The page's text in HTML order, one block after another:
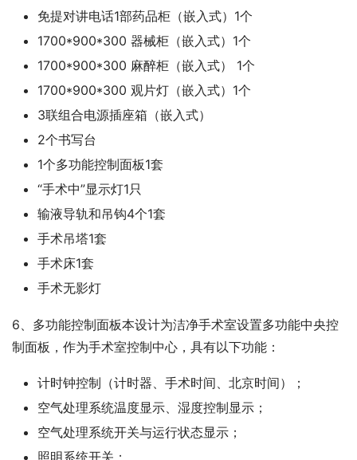
免提对讲电话1部药品柜（嵌入式）1个
1700*900*300 器械柜（嵌入式）1个
1700*900*300 麻醉柜（嵌入式） 1个
1700*900*300 观片灯（嵌入式）1个
3联组合电源插座箱（嵌入式）
2个书写台
1个多功能控制面板1套
“手术中”显示灯1只
输液导轨和吊钩4个1套
手术吊塔1套
手术床1套
手术无影灯
6、多功能控制面板本设计为洁净手术室设置多功能中央控
制面板，作为手术室控制中心，具有以下功能：
计时钟控制（计时器、手术时间、北京时间）；
空气处理系统温度显示、湿度控制显示；
空气处理系统开关与运行状态显示；
照明系统开关；